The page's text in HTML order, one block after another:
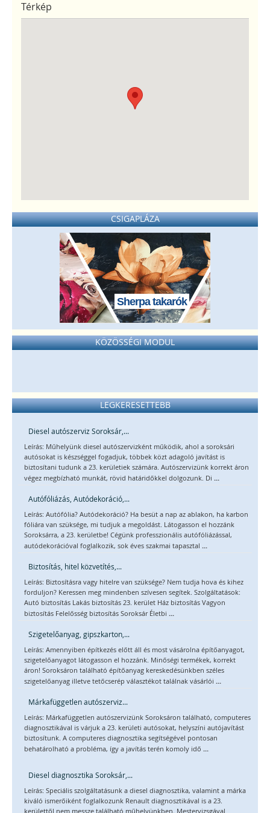
Térkép
CSIGAPLÁZA
Sherpa takarók
KÖZÖSSÉGI MODUL
LEGKERESETTEBB
Diesel autószerviz Soroksár,...
Leírás: Műhelyünk diesel autószervizként működik, ahol a soroksári
autósokat is készséggel fogadjuk, többek közt adagoló javítást is
biztosítani tudunk a 23. kerületiek számára. Autószervizünk korrekt áron
végez megbízható munkát, rövid határidőkkel dolgozunk. Di ...
Autófóliázás, Autódekoráció,...
Leírás: Autófólia? Autódekoráció? Ha besüt a nap az ablakon, ha karbon
fóliára van szüksége, mi tudjuk a megoldást. Látogasson el hozzánk
Soroksárra, a 23. kerületbe! Cégünk professzionális autófóliázással,
autódekorációval foglalkozik, sok éves szakmai tapasztal ...
Biztosítás, hitel közvetítés,...
Leírás: Biztosításra vagy hitelre van szüksége? Nem tudja hova és kihez
forduljon? Keressen meg mindenben szívesen segítek. Szolgáltatások:
Autó biztosítás Lakás biztosítás 23. kerület Ház biztosítás Vagyon
biztosítás Felelősség biztosítás Soroksár Életbi ...
Szigetelőanyag, gipszkarton,...
Leírás: Amennyiben építkezés előtt áll és most vásárolna építőanyagot,
szigetelőanyagot látogasson el hozzánk. Minőségi termékek, korrekt
áron! Soroksáron található építőanyag kereskedésünkben széles
szigetelőanyag illetve tetőcserép választékot találnak vásárlói ...
Márkafüggetlen autószerviz...
Leírás: Márkafüggetlen autószervizünk Soroksáron található, computeres
diagnosztikával is várjuk a 23. kerületi autósokat, helyszíni autójavítást
biztosítunk. A computeres diagnosztika segítségével pontosan
behatárolható a probléma, így a javítás terén komoly idő ...
Diesel diagnosztika Soroksár,...
Leírás: Speciális szolgáltatásunk a diesel diagnosztika, valamint a márka
kiváló ismerőiként foglalkozunk Renault diagnosztikával is a 23.
kerülettől nem messze található műhelyünkben. Mestervizsgával